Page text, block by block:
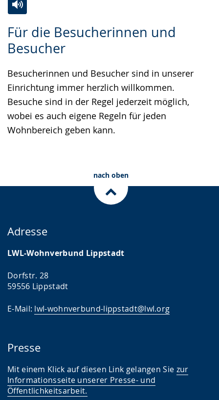
Für die Besucherinnen und
Besucher
Besucherinnen und Besucher sind in unserer
Einrichtung immer herzlich willkommen.
Besuche sind in der Regel jederzeit möglich,
wobei es auch eigene Regeln für jeden
Wohnbereich geben kann.
Leichten
Sprache
Audio-
Unterstützung.
Video
in
Gebärdensprache
wird
angezeigt.
nach oben
Adresse
LWL-Wohnverbund Lippstadt
Dorfstr. 28
59556 Lippstadt
E-Mail: lwl-wohnverbund-lippstadt@lwl.org
Presse
Mit einem Klick auf diesen Link gelangen Sie zur
Informationsseite unserer Presse- und
Öffentlichkeitsarbeit.